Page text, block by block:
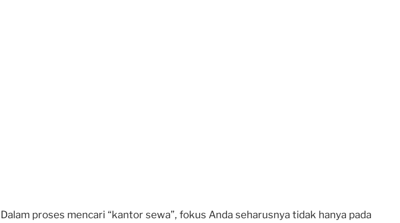
Dalam proses mencari “kantor sewa”, fokus Anda seharusnya tidak hanya pada